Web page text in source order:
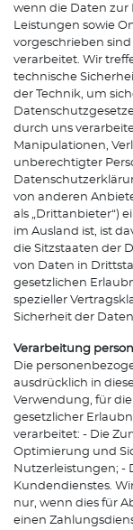
wenn die Daten zur
Leistungen sowie
vorgeschrieben
verarbeitet. Wir
technische
der Technik, um
durch uns
Manipulationen,
unberechtigter
von anderen
als „Drittanbieter“)
im Ausland ist, ist
die Sitzstaaten der
von Daten in
gesetzlichen
spezieller
Sicherheit der
Verarbeitung
Die
ausdrücklich in
Verwendung, für
gesetzlicher
verarbeitet: - Die
Optimierung und
Nutzerleistungen; -
Kundendienstes.
nur, wenn dies für
einen